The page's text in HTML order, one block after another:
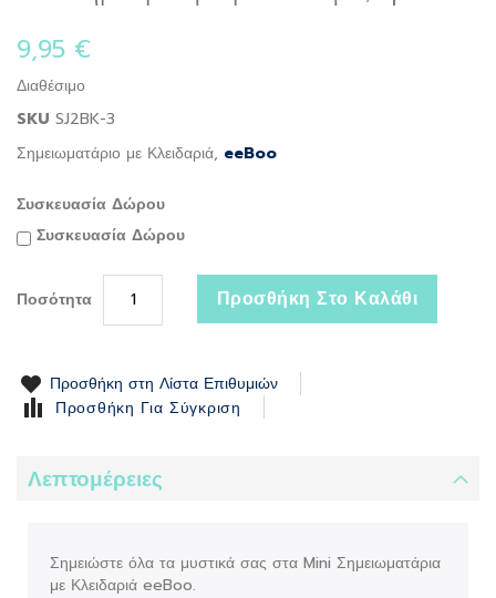
9,95 €
Διαθέσιμο
SKU SJ2BK-3
Σημειωματάριο με Κλειδαριά, eeBoo
Συσκευασία Δώρου
Συσκευασία Δώρου
Ποσότητα Προσθήκη Στο Καλάθι
Προσθήκη στη Λίστα Επιθυμιών
Προσθήκη Για Σύγκριση
Λεπτομέρειες
Σημειώστε όλα τα μυστικά σας στα Mini Σημειωματάρια
με Κλειδαριά eeBoo.
beginning
of
the
images
gallery